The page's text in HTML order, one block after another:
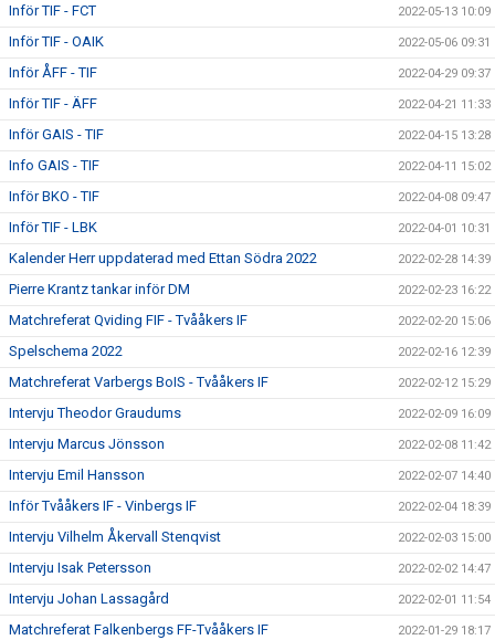
Inför TIF - FCT 2022-05-13 10:09
Inför TIF - OAIK 2022-05-06 09:31
Inför ÅFF - TIF 2022-04-29 09:37
Inför TIF - ÄFF 2022-04-21 11:33
Inför GAIS - TIF 2022-04-15 13:28
Info GAIS - TIF 2022-04-11 15:02
Inför BKO - TIF 2022-04-08 09:47
Inför TIF - LBK 2022-04-01 10:31
Kalender Herr uppdaterad med Ettan Södra 2022 2022-02-28 14:39
Pierre Krantz tankar inför DM 2022-02-23 16:22
Matchreferat Qviding FIF - Tvååkers IF 2022-02-20 15:06
Spelschema 2022 2022-02-16 12:39
Matchreferat Varbergs BoIS - Tvååkers IF 2022-02-12 15:29
Intervju Theodor Graudums 2022-02-09 16:09
Intervju Marcus Jönsson 2022-02-08 11:42
Intervju Emil Hansson 2022-02-07 14:40
Inför Tvååkers IF - Vinbergs IF 2022-02-04 18:39
Intervju Vilhelm Åkervall Stenqvist 2022-02-03 15:00
Intervju Isak Petersson 2022-02-02 14:47
Intervju Johan Lassagård 2022-02-01 11:54
Matchreferat Falkenbergs FF-Tvååkers IF 2022-01-29 18:17